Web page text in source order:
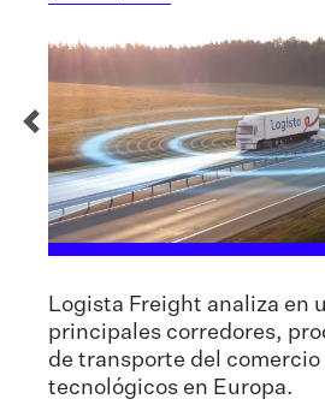
Logista Freight analiza en
principales corredores,
de transporte del
tecnológicos en Europa.